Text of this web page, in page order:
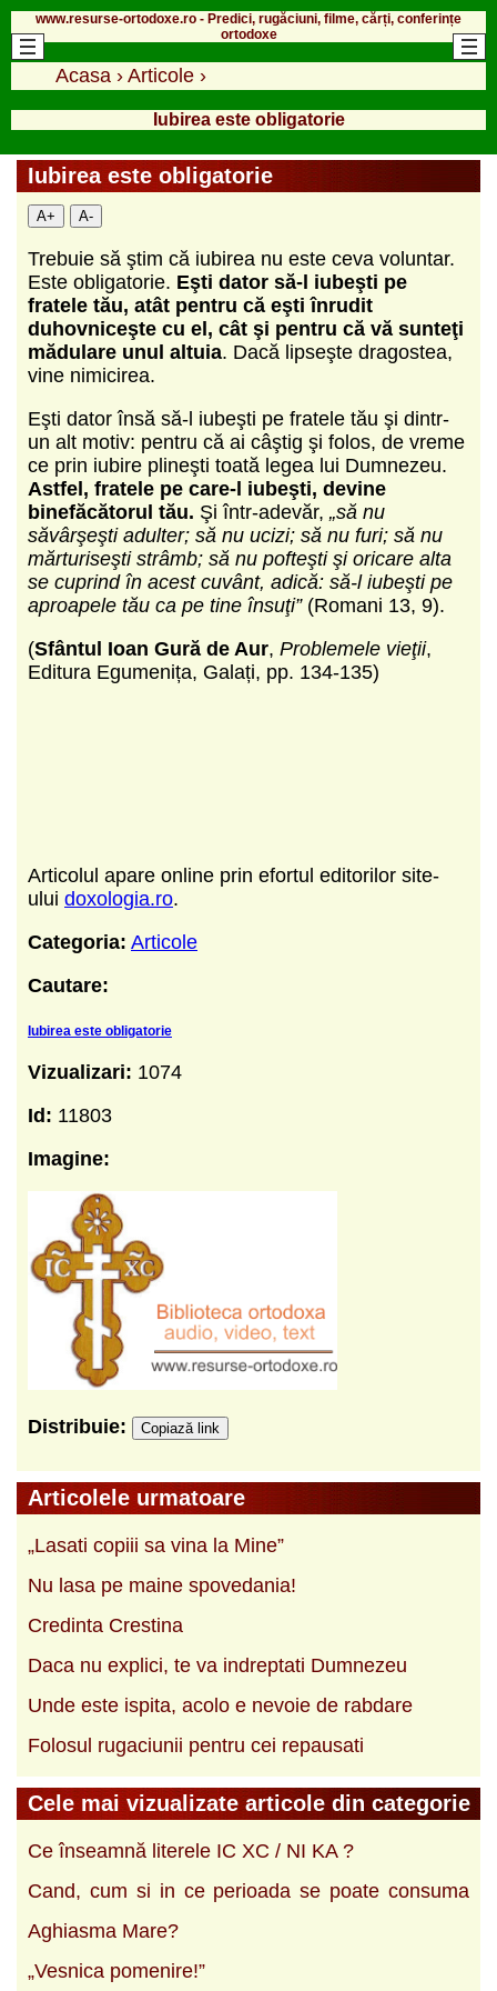
www.resurse-ortodoxe.ro - Predici, rugăciuni, filme, cărți, conferințe
ortodoxe
Acasa › Articole ›
Iubirea este obligatorie
Iubirea este obligatorie
A+ A-
Trebuie să ştim că iubirea nu este ceva voluntar.
Este obligatorie. Eşti dator să-l iubeşti pe
fratele tău, atât pentru că eşti înrudit
duhovniceşte cu el, cât şi pentru că vă sunteţi
mădulare unul altuia. Dacă lipseşte dragostea,
vine nimicirea.
Eşti dator însă să-l iubeşti pe fratele tău şi dintr-
un alt motiv: pentru că ai câştig şi folos, de vreme
ce prin iubire plineşti toată legea lui Dumnezeu.
Astfel, fratele pe care-l iubeşti, devine
binefăcătorul tău. Şi într-adevăr, „să nu
săvârşeşti adulter; să nu ucizi; să nu furi; să nu
mărturiseşti strâmb; să nu pofteşti şi oricare alta
se cuprind în acest cuvânt, adică: să-l iubeşti pe
aproapele tău ca pe tine însuţi” (Romani 13, 9).
(Sfântul Ioan Gură de Aur, Problemele vieţii,
Editura Egumenița, Galați, pp. 134-135)
Articolul apare online prin efortul editorilor site-
ului doxologia.ro.
Categoria: Articole
Cautare:
Iubirea este obligatorie
Vizualizari: 1074
Id: 11803
Imagine:
Distribuie: Copiază link
Articolele urmatoare
„Lasati copiii sa vina la Mine”
Nu lasa pe maine spovedania!
Credinta Crestina
Daca nu explici, te va indreptati Dumnezeu
Unde este ispita, acolo e nevoie de rabdare
Folosul rugaciunii pentru cei repausati
Cele mai vizualizate articole din categorie
Ce înseamnă literele IC XC / NI KA ?
Cand, cum si in ce perioada se poate consuma
Aghiasma Mare?
„Vesnica pomenire!”